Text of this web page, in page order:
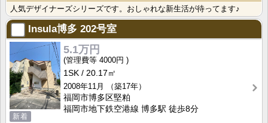
人気デザイナーズシリーズです。おしゃれな新生活が待ってます♪
Insula博多 202号室
新着
5.1万円
4000円
1SK
20.17㎡
2008年11月
（築17年）
福岡市博多区堅粕
福岡市地下鉄空港線 博多駅 徒歩8分